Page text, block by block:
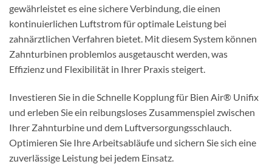
gewährleistet es eine sichere Verbindung, die einen
kontinuierlichen Luftstrom für optimale Leistung bei
zahnärztlichen Verfahren bietet. Mit diesem System können
Zahnturbinen problemlos ausgetauscht werden, was
Effizienz und Flexibilität in Ihrer Praxis steigert.
Investieren Sie in die Schnelle Kopplung für Bien Air® Unifix
und erleben Sie ein reibungsloses Zusammenspiel zwischen
Ihrer Zahnturbine und dem Luftversorgungsschlauch.
Optimieren Sie Ihre Arbeitsabläufe und sichern Sie sich eine
zuverlässige Leistung bei jedem Einsatz.